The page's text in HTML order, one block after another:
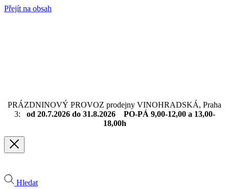
Přejít na obsah
PRÁZDNINOVÝ PROVOZ prodejny VINOHRADSKÁ, Praha
3: od 20.7.2026 do 31.8.2026 PO-PÁ 9,00-12,00 a 13,00-
18,00h
Hledat